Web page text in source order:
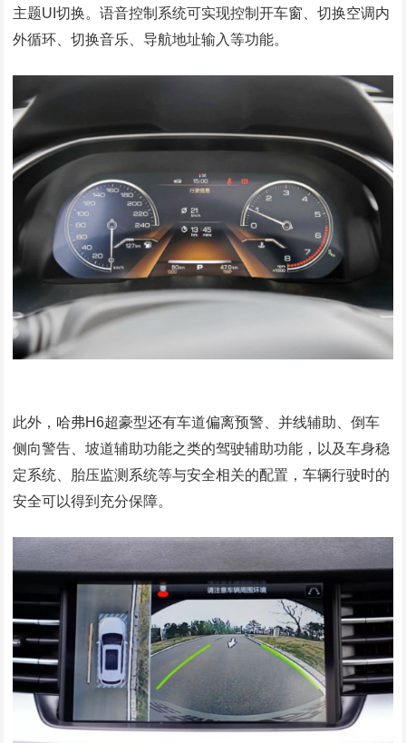
主题UI切换。语音控制系统可实现控制开车窗、切换空调内
外循环、切换音乐、导航地址输入等功能。
此外，哈弗H6超豪型还有车道偏离预警、并线辅助、倒车
侧向警告、坡道辅助功能之类的驾驶辅助功能，以及车身稳
定系统、胎压监测系统等与安全相关的配置，车辆行驶时的
安全可以得到充分保障。